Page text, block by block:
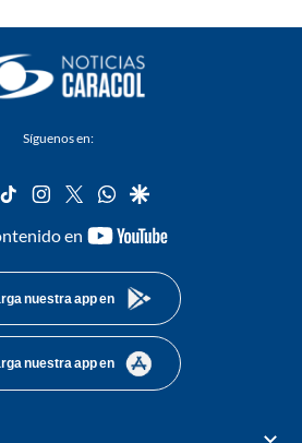
Síguenos en:
tiktok instagram
twitterwhatsapp
google
en
youtube-
nuestra app en
nuestra app en